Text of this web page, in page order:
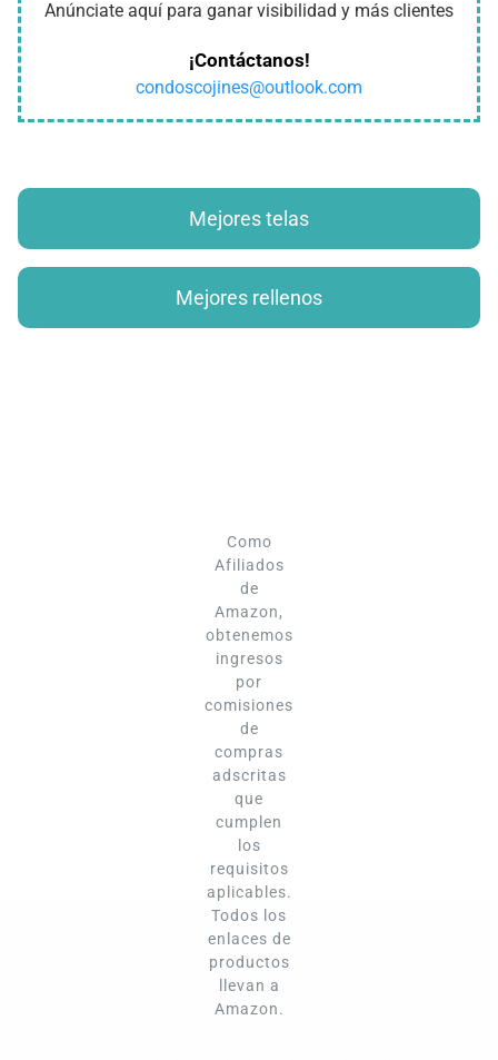
Anúnciate aquí para ganar visibilidad y más clientes
¡Contáctanos!
condoscojines@outlook.com
Mejores telas
Mejores rellenos
Como
Afiliados
de
Amazon,
obtenemos
ingresos
por
comisiones
de
compras
adscritas
que
cumplen
los
requisitos
aplicables.
Todos los
enlaces de
productos
llevan a
Amazon.